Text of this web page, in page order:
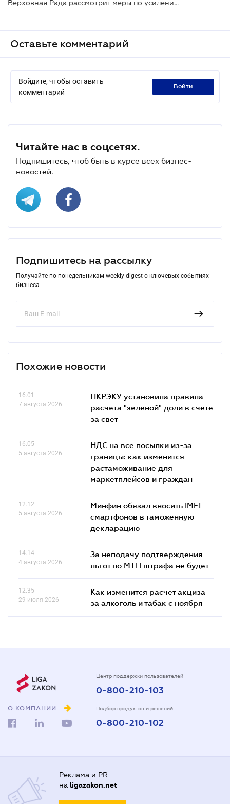
Верховная Рада рассмотрит меры по усилению защиты авторских прав на таможне
Оставьте комментарий
Войдите, чтобы оставить
комментарий
войти
Читайте нас в соцсетях.
Подпишитесь, чтоб быть в курсе всех бизнес-
новостей.
Подпишитесь на рассылку
Получайте по понедельникам weekly-digest о ключевых событиях
бизнеса
Похожие новости
16.01
7 августа 2026
НКРЭКУ установила правила
расчета "зеленой" доли в счете
за свет
16.05
5 августа 2026
НДС на все посылки из-за
границы: как изменится
растаможивание для
маркетплейсов и граждан
12.12
5 августа 2026
Минфин обязал вносить IMEI
смартфонов в таможенную
декларацию
14.14
4 августа 2026
За неподачу подтверждения
льгот по МТП штрафа не будет
12.35
29 июля 2026
Как изменится расчет акциза
за алкоголь и табак с ноября
О КОМПАНИИ
Центр поддержки пользователей
0-800-210-103
Подбор продуктов и решений
0-800-210-102
Реклама и PR
на ligazakon.net